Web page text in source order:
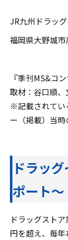
JR九州ドラッ
福岡県大野城
『季刊MS&コ
取材：谷口順
※記載されてい
ー（掲載）当時
ドラッ
ポート～
ドラッグスト
円を超え、毎